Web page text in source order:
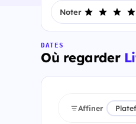
Noter
DATES
Où regarder
Affiner